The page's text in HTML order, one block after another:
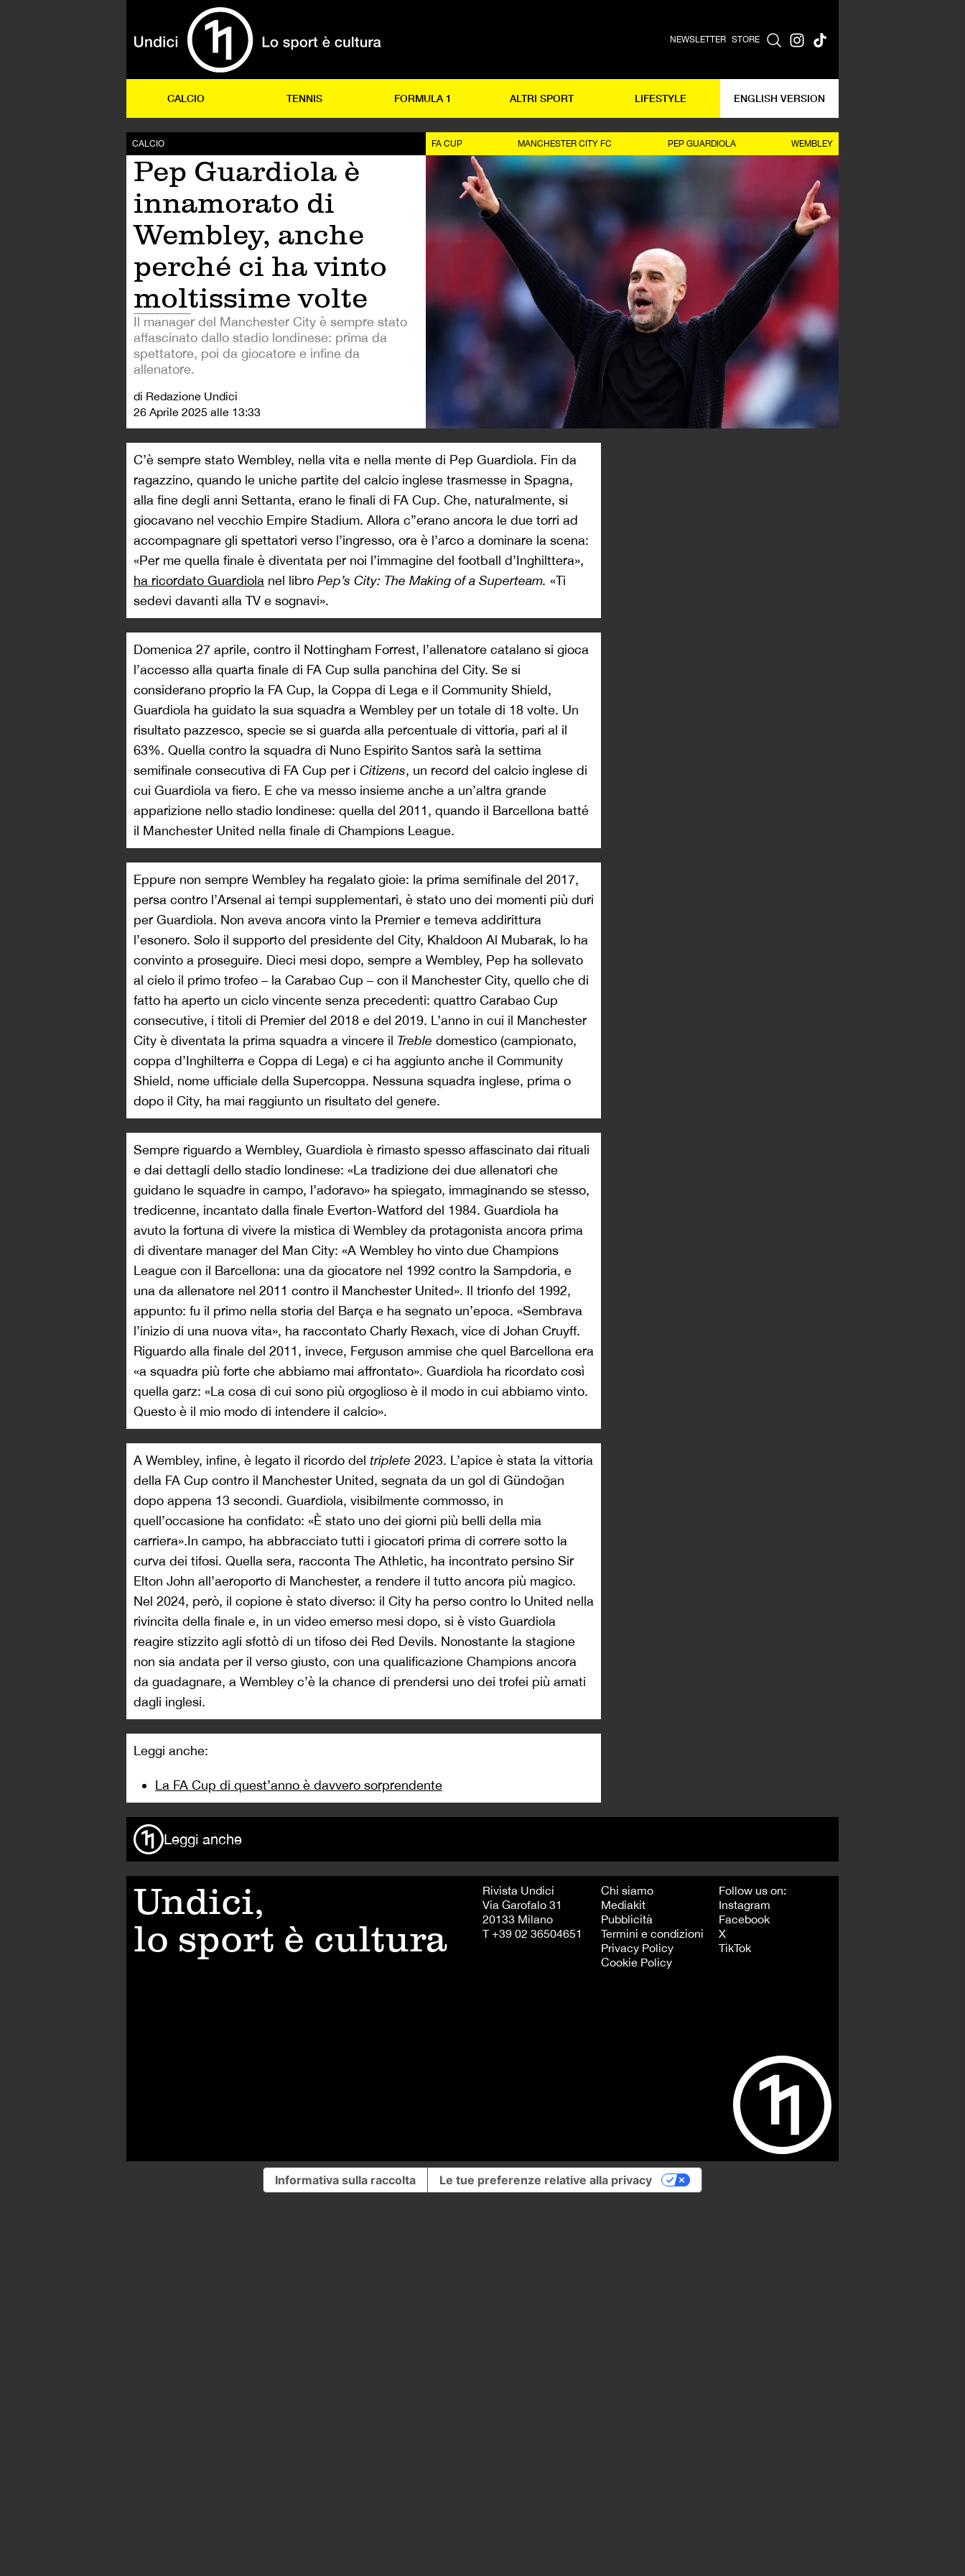
NEWSLETTER STORE
CALCIO TENNIS FORMULA 1 ALTRI SPORT LIFESTYLE ENGLISH VERSION
CALCIO
Pep Guardiola è
innamorato di
Wembley, anche
perché ci ha vinto
moltissime volte
Il manager del Manchester City è sempre stato
affascinato dallo stadio londinese: prima da
spettatore, poi da giocatore e infine da
allenatore.
di Redazione Undici
26 Aprile 2025 alle 13:33
FA CUP MANCHESTER CITY FC PEP GUARDIOLA WEMBLEY
C’è sempre stato Wembley, nella vita e nella mente di Pep Guardiola. Fin da
ragazzino, quando le uniche partite del calcio inglese trasmesse in Spagna,
alla fine degli anni Settanta, erano le finali di FA Cup. Che, naturalmente, si
giocavano nel vecchio Empire Stadium. Allora c”erano ancora le due torri ad
accompagnare gli spettatori verso l’ingresso, ora è l’arco a dominare la scena:
«Per me quella finale è diventata per noi l’immagine del football d’Inghilttera»,
ha ricordato Guardiola nel libro Pep’s City: The Making of a Superteam. «Ti
sedevi davanti alla TV e sognavi».
Domenica 27 aprile, contro il Nottingham Forrest, l’allenatore catalano si gioca
l’accesso alla quarta finale di FA Cup sulla panchina del City. Se si
considerano proprio la FA Cup, la Coppa di Lega e il Community Shield,
Guardiola ha guidato la sua squadra a Wembley per un totale di 18 volte. Un
risultato pazzesco, specie se si guarda alla percentuale di vittoria, pari al il
63%. Quella contro la squadra di Nuno Espirito Santos sarà la settima
semifinale consecutiva di FA Cup per i Citizens, un record del calcio inglese di
cui Guardiola va fiero. E che va messo insieme anche a un’altra grande
apparizione nello stadio londinese: quella del 2011, quando il Barcellona batté
il Manchester United nella finale di Champions League.
Eppure non sempre Wembley ha regalato gioie: la prima semifinale del 2017,
persa contro l’Arsenal ai tempi supplementari, è stato uno dei momenti più duri
per Guardiola. Non aveva ancora vinto la Premier e temeva addirittura
l’esonero. Solo il supporto del presidente del City, Khaldoon Al Mubarak, lo ha
convinto a proseguire. Dieci mesi dopo, sempre a Wembley, Pep ha sollevato
al cielo il primo trofeo – la Carabao Cup – con il Manchester City, quello che di
fatto ha aperto un ciclo vincente senza precedenti: quattro Carabao Cup
consecutive, i titoli di Premier del 2018 e del 2019. L’anno in cui il Manchester
City è diventata la prima squadra a vincere il Treble domestico (campionato,
coppa d’Inghilterra e Coppa di Lega) e ci ha aggiunto anche il Community
Shield, nome ufficiale della Supercoppa. Nessuna squadra inglese, prima o
dopo il City, ha mai raggiunto un risultato del genere.
Sempre riguardo a Wembley, Guardiola è rimasto spesso affascinato dai rituali
e dai dettagli dello stadio londinese: «La tradizione dei due allenatori che
guidano le squadre in campo, l’adoravo» ha spiegato, immaginando se stesso,
tredicenne, incantato dalla finale Everton-Watford del 1984. Guardiola ha
avuto la fortuna di vivere la mistica di Wembley da protagonista ancora prima
di diventare manager del Man City: «A Wembley ho vinto due Champions
League con il Barcellona: una da giocatore nel 1992 contro la Sampdoria, e
una da allenatore nel 2011 contro il Manchester United». Il trionfo del 1992,
appunto: fu il primo nella storia del Barça e ha segnato un’epoca. «Sembrava
l’inizio di una nuova vita», ha raccontato Charly Rexach, vice di Johan Cruyff.
Riguardo alla finale del 2011, invece, Ferguson ammise che quel Barcellona era
«a squadra più forte che abbiamo mai affrontato». Guardiola ha ricordato così
quella garz: «La cosa di cui sono più orgoglioso è il modo in cui abbiamo vinto.
Questo è il mio modo di intendere il calcio».
A Wembley, infine, è legato il ricordo del triplete 2023. L’apice è stata la vittoria
della FA Cup contro il Manchester United, segnata da un gol di Gündoğan
dopo appena 13 secondi. Guardiola, visibilmente commosso, in
quell’occasione ha confidato: «È stato uno dei giorni più belli della mia
carriera».In campo, ha abbracciato tutti i giocatori prima di correre sotto la
curva dei tifosi. Quella sera, racconta The Athletic, ha incontrato persino Sir
Elton John all’aeroporto di Manchester, a rendere il tutto ancora più magico.
Nel 2024, però, il copione è stato diverso: il City ha perso contro lo United nella
rivincita della finale e, in un video emerso mesi dopo, si è visto Guardiola
reagire stizzito agli sfottò di un tifoso dei Red Devils. Nonostante la stagione
non sia andata per il verso giusto, con una qualificazione Champions ancora
da guadagnare, a Wembley c’è la chance di prendersi uno dei trofei più amati
dagli inglesi.
Leggi anche:
La FA Cup di quest’anno è davvero sorprendente
Leggi anche
Undici,
lo sport è cultura
Rivista Undici
Via Garofalo 31
20133 Milano
T +39 02 36504651
Chi siamo
Mediakit
Pubblicità
Termini e condizioni
Privacy Policy
Cookie Policy
Follow us on:
Instagram
Facebook
X
TikTok
Informativa sulla raccolta Le tue preferenze relative alla privacy